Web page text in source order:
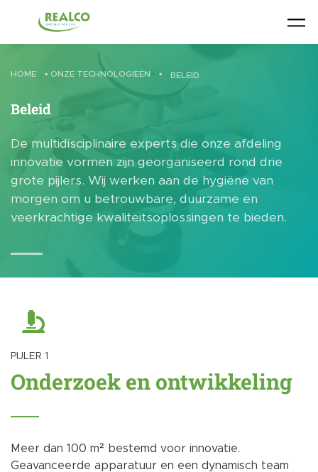
Beleid
De multidisciplinaire experts die onze afdeling
innovatie vormen zijn georganiseerd rond drie
grote pijlers. Wij werken aan de hygiëne van
morgen om u betrouwbare, duurzame en
veerkrachtige kwaliteitsoplossingen te bieden.
HOME • ONZE TECHNOLOGIEËN • BELEID
PIJLER 1
Onderzoek en ontwikkeling
Meer dan 100 m² bestemd voor innovatie.
Geavanceerde apparatuur en een dynamisch team